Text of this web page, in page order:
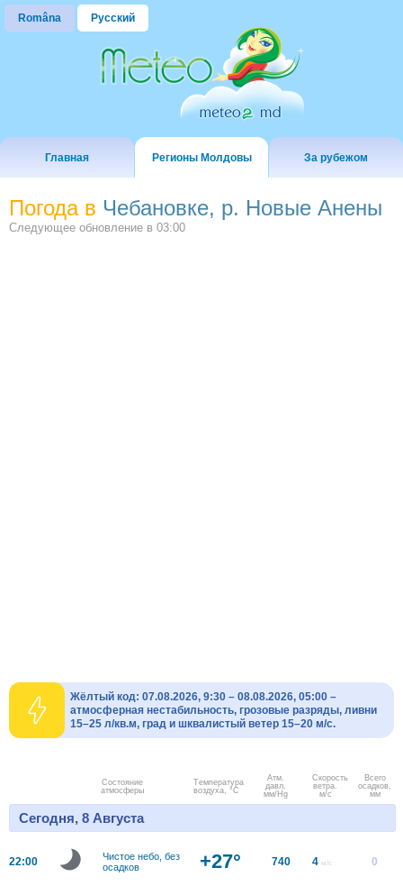
Româna Русский
Главная Регионы Молдовы За рубежом
Погода в Чебановке, р. Новые Анены
Следующее обновление в 03:00
Жёлтый код: 07.08.2026, 9:30 – 08.08.2026, 05:00 –
атмосферная нестабильность, грозовые разряды, ливни
15–25 л/кв.м, град и шквалистый ветер 15–20 м/с.
Состояние
атмосферы
Температура
воздуха, °C
Атм.
давл.
мм/Hg
Скорость
ветра.
м/с
Всего
осадков,
мм
Сегодня, 8 Августа
22:00
Чистое небо, без
осадков
+27° 740 4 м/с 0